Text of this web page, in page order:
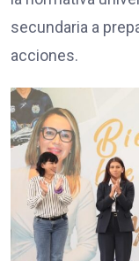
secundaria a
acciones.